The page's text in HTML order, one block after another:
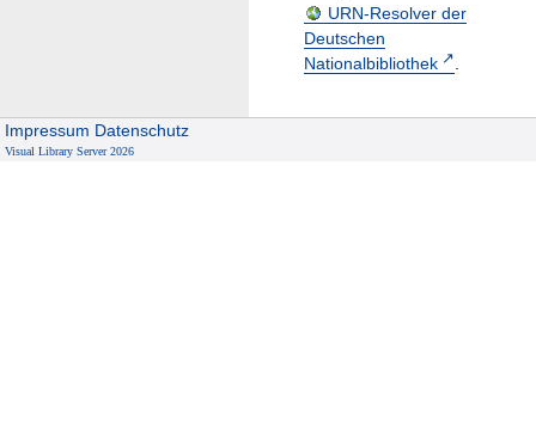
URN-Resolver der
Deutschen
Nationalbibliothek
.
Impressum Datenschutz
Visual Library Server 2026